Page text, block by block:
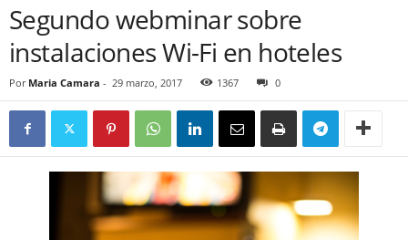
Segundo webminar sobre
instalaciones Wi-Fi en hoteles
Por Maria Camara - 29 marzo, 2017 1367 0